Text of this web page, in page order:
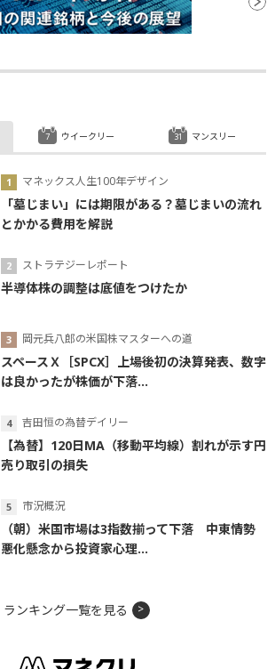
マネックス人生100年デザイン
「墓じまい」には期限がある？墓じまいの流れ
とかかる費用を解説
ストラテジーレポート
半導体株の調整は底値をつけたか
岡元兵八郎の米国株マスターへの道
スペースＸ［SPCX］上場後初の決算発表、数字
は良かったが株価が下落...
吉田恒の為替デイリー
【為替】120日MA（移動平均線）割れが示す円
売り取引の損失
市況概況
（朝）米国市場は3指数揃って下落 中東情勢
悪化懸念から投資家心理...
ウイークリー マンスリー
ランキング一覧を見る